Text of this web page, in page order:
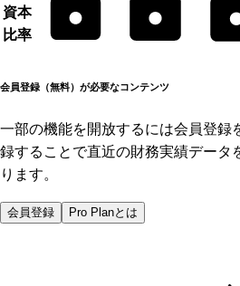
資本
比率
会員登録（無料）が必要なコンテンツ
一部の機能を開放するには会員登録
録することで直近の財務実績データ
ります。
会員登録 Pro Planとは